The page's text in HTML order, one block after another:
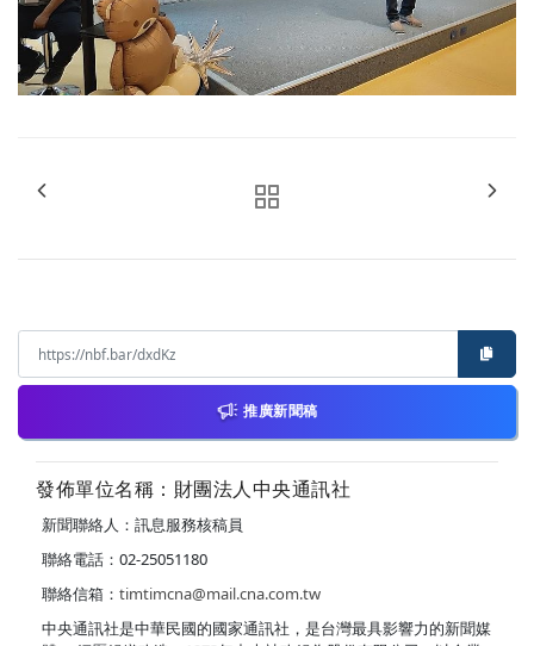
推廣新聞稿
發佈單位名稱：財團法人中央通訊社
新聞聯絡人：訊息服務核稿員
聯絡電話：02-25051180
聯絡信箱： timtimcna@mail.cna.com.tw
中央通訊社是中華民國的國家通訊社，是台灣最具影響力的新聞媒